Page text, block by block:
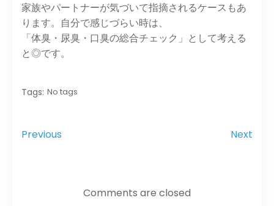
家族やパートナーが気づいて指摘されるケースもあ
ります。自分で感じづらい時は、
「体臭・尿臭・口臭の総合チェック」として考える
と◎です。
Tags: No tags
Previous Next
Comments are closed